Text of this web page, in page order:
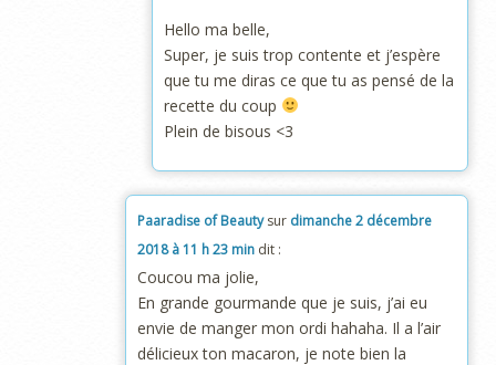
Hello ma belle,
Super, je suis trop contente et j’espère
que tu me diras ce que tu as pensé de la
recette du coup
Plein de bisous <3
Paaradise of Beautysur dimanche 2 décembre
2018 à 11 h 23 min dit :
Coucou ma jolie,
En grande gourmande que je suis, j’ai eu
envie de manger mon ordi hahaha. Il a l’air
délicieux ton macaron, je note bien la